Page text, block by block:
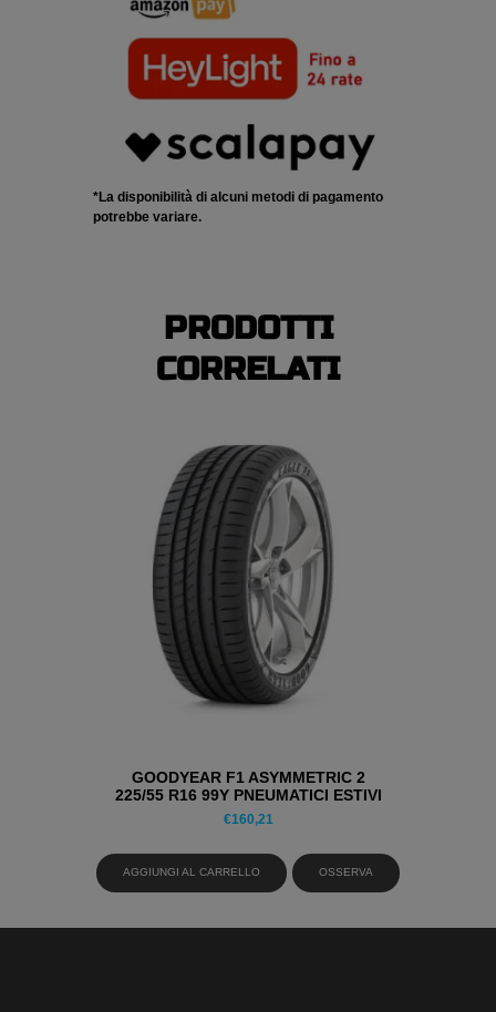
*La disponibilità di alcuni metodi di pagamento
potrebbe variare.
PRODOTTI
CORRELATI
GOODYEAR F1 ASYMMETRIC 2
225/55 R16 99Y PNEUMATICI ESTIVI
€160,21
AGGIUNGI AL CARRELLO OSSERVA